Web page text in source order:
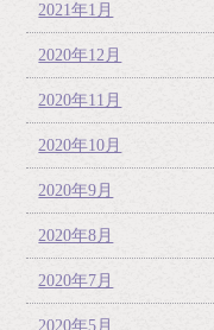
2021年1月
2020年12月
2020年11月
2020年10月
2020年9月
2020年8月
2020年7月
2020年5月